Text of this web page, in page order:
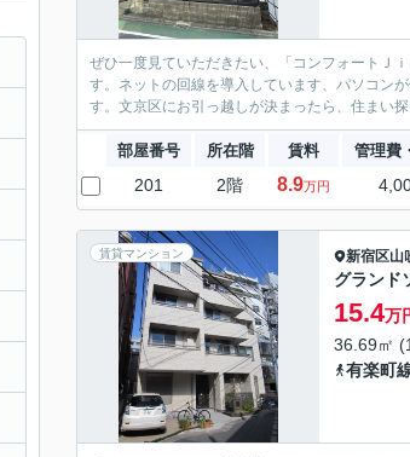
ぜひ一度見ていただきたい、「コンフォートＪ
す。ネットの回線を導入しています、パソコン
す。文京区にお引っ越しが決まったら、住まい
部屋番号 所在階 賃料 管理費
201 2階 8.9万円
賃貸マンション 新宿区山
グランド
15.4万
36.69㎡
有楽町